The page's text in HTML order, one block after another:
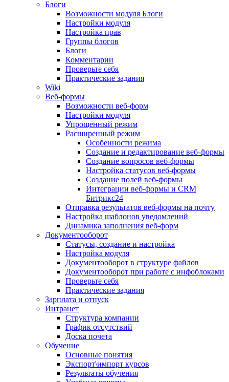
Блоги
Возможности модуля Блоги
Настройки модуля
Настройка прав
Группы блогов
Блоги
Комментарии
Проверьте себя
Практические задания
Wiki
Веб-формы
Возможности веб-форм
Настройки модуля
Упрощенный режим
Расширенный режим
Особенности режима
Создание и редактирование веб-формы
Создание вопросов веб-формы
Настройка статусов веб-формы
Создание полей веб-формы
Интеграции веб-формы и CRM
Битрикс24
Отправка результатов веб-формы на почту
Настройка шаблонов уведомлений
Динамика заполнения веб-форм
Документооборот
Статусы, создание и настройка
Настройка модуля
Документооборот в структуре файлов
Документооборот при работе с инфоблоками
Проверьте себя
Практические задания
Зарплата и отпуск
Интранет
Структура компании
График отсутствий
Доска почета
Обучение
Основные понятия
Экспорт\импорт курсов
Результаты обучения